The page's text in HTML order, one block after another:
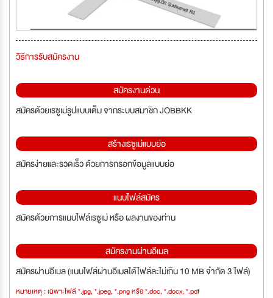
วิธีการรับสมัครงาน
สมัครงานด่วน
สมัครด้วยเรซูเม่รูปแบบเต็ม จากระบบสมาชิก JOBBKK
สร้างเรซูเม่แบบย่อ
สมัครง่ายและรวดเร็ว ด้วยการกรอกข้อมูลแบบย่อ
แนบไฟล์สมัคร
สมัครด้วยการแนบไฟล์เรซูเม่ หรือ ผลงานของท่าน
สมัครงานผ่านอีเมล
สมัครผ่านอีเมล (แนบไฟล์ผ่านอีเมลได้ไฟล์ละไม่เกิน 10 MB จำกัด 3 ไฟล์)
หมายเหตุ : เฉพาะไฟล์ *.jpg, *.jpeg, *.png หรือ *.doc, *.docx, *.pdf